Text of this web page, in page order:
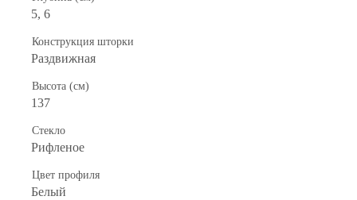
5, 6
Конструкция шторки
Раздвижная
Высота (см)
137
Стекло
Рифленое
Цвет профиля
Белый